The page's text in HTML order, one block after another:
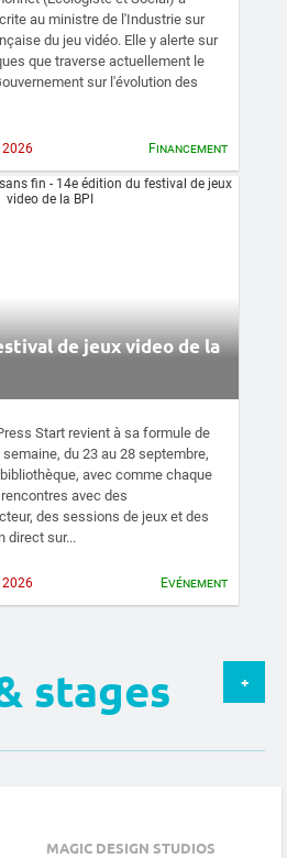
au ministre de l'Industrie sur
du jeu vidéo. Elle y alerte sur
que traverse actuellement le
sur l'évolution des
2026 Financement
de jeux video de la
Start revient à sa formule de
du 23 au 28 septembre,
avec comme chaque
avec des
des sessions de jeux et des
direct sur...
2026 Evénement
+
stages
MAGIC DESIGN STUDIOS